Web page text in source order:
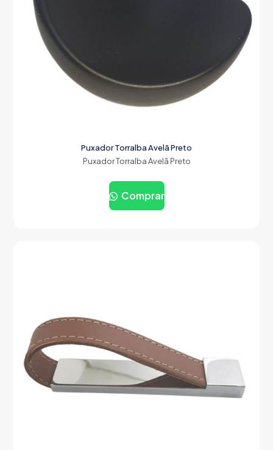
Puxador Torralba Avelã Preto
Puxador Torralba Avelã Preto
Comprar